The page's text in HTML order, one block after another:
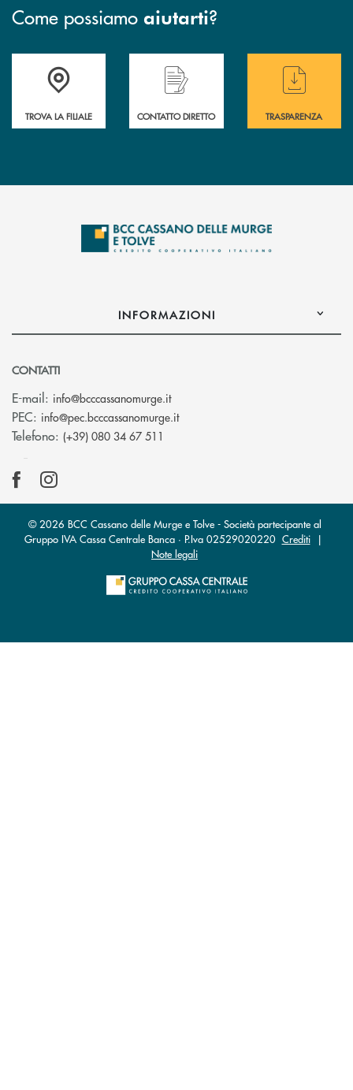
Come possiamo aiutarti?
Accedi all' elenco completo delle filiali
TROVA LA FILIALE
Hai bisogno di assistenza immediata ?
CONTATTO DIRETTO
Hai bisogno di
TRASPARENZA
INFORMAZIONI
CONTATTI
E-mail: info@bcccassanomurge.it(si apre l’app di posta elettronica)
PEC: info@pec.bcccassanomurge.it(si apre l’app di posta
Telefono: (+39) 080 34 67 511
© 2026 BCC Cassano delle Murge e Tolve - Società partecipante al
Gruppo IVA Cassa Centrale Banca · P.Iva 02529020220 Crediti|
Note legali